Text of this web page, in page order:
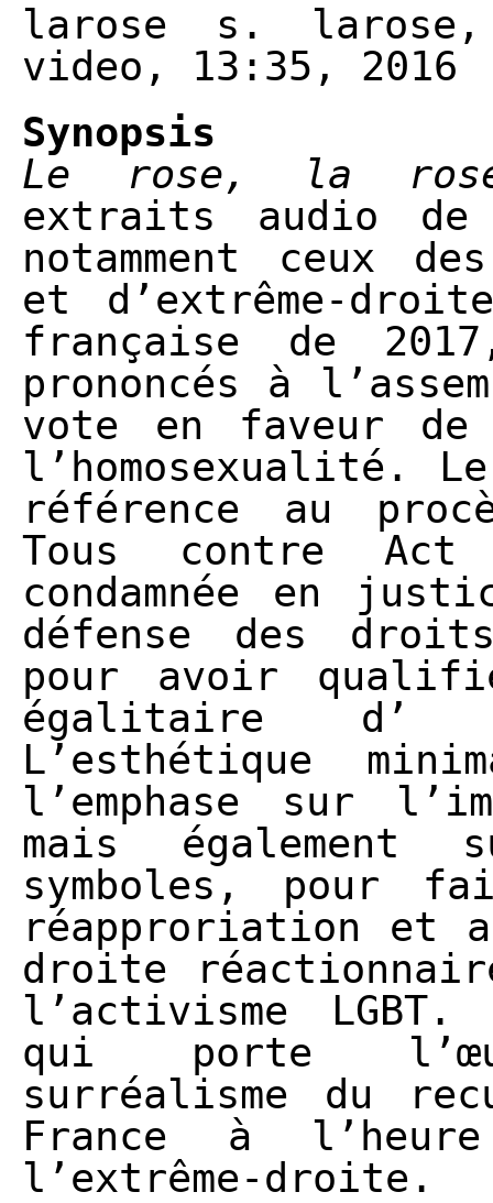
larose s.
video, 13:35, 2016
Synopsis
Le rose, la
extraits audio
notamment ceux
et d’extrême-
française de
prononcés à
vote en faveur
l’homosexualité.
référence au
Tous contre
condamnée en
défense des
pour avoir
égalitaire d’
L’esthétique
l’emphase sur
mais également
symboles, pour
réapproriation et
droite
l’activisme LGBT.
qui porte
surréalisme du
France à
l’extrême-droite.